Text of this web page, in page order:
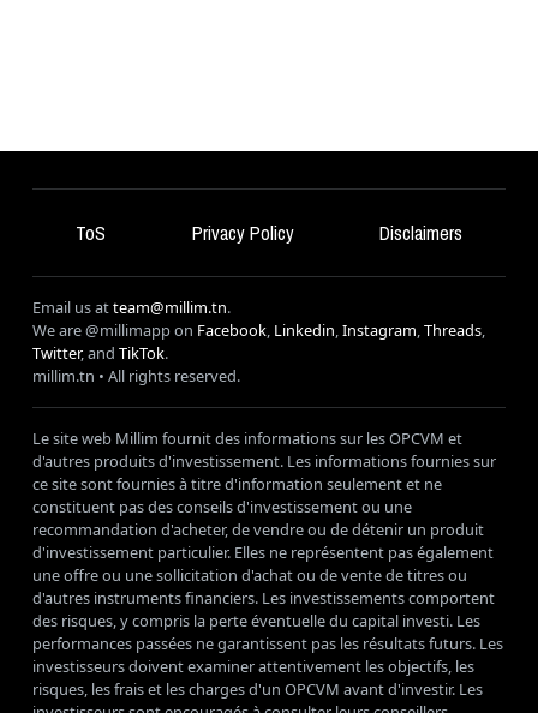
ToS Privacy Policy Disclaimers
Email us atteam@millim.tn.
We are @millimapp on Facebook Linkedin Instagram Threads
Twitter, and TikTok.
millim.tn • All rights reserved.
Le site web Millim fournit des informations sur les OPCVM et
d'autres produits d'investissement. Les informations fournies sur
ce site sont fournies à titre d'information seulement et ne
constituent pas des conseils d'investissement ou une
recommandation d'acheter, de vendre ou de détenir un produit
d'investissement particulier. Elles ne représentent pas également
une offre ou une sollicitation d'achat ou de vente de titres ou
d'autres instruments financiers. Les investissements comportent
des risques, y compris la perte éventuelle du capital investi. Les
performances passées ne garantissent pas les résultats futurs. Les
investisseurs doivent examiner attentivement les objectifs, les
risques, les frais et les charges d'un OPCVM avant d'investir. Les